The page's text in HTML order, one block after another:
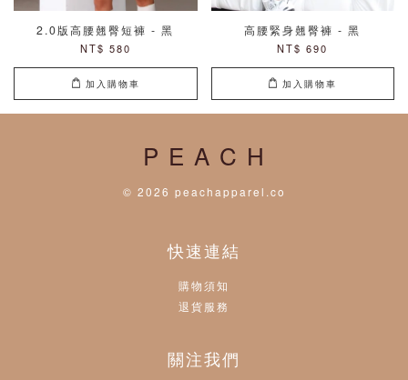
2.0版高腰翹臀短褲 - 黑
NT$ 580
加入購物車
高腰緊身翹臀褲 - 黑
NT$ 690
加入購物車
P E A C H
© 2026 peachapparel.co
快速連結
購物須知
退貨服務
關注我們